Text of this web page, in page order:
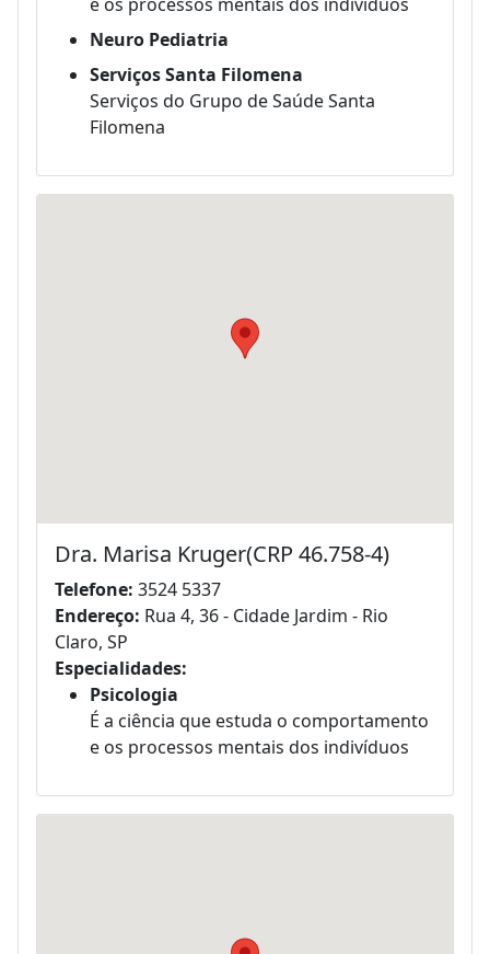
Neuro Pediatria
Serviços Santa Filomena
Serviços do Grupo de Saúde Santa
Filomena
Dra. Marisa Kruger(CRP 46.758-4)
Telefone: 3524 5337
Endereço: Rua 4, 36 - Cidade Jardim - Rio
Claro, SP
Especialidades:
Psicologia
É a ciência que estuda o comportamento
e os processos mentais dos indivíduos